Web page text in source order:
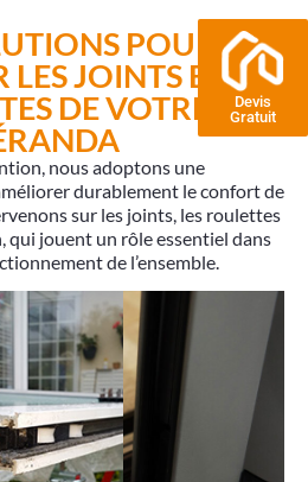
Devis
Gratuit
POUR
LES JOINTS ET
DE VOTRE
nous adoptons une
durablement le confort de
sur les joints, les roulettes
, qui jouent un rôle essentiel dans
de l’ensemble.